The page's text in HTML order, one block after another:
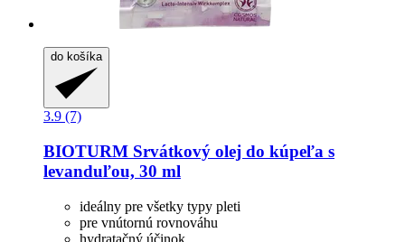
do košíka
3.9 (7)
BIOTURM Srvátkový olej do kúpeľa s
levanduľou, 30 ml
ideálny pre všetky typy pleti
pre vnútornú rovnováhu
hydratačný účinok